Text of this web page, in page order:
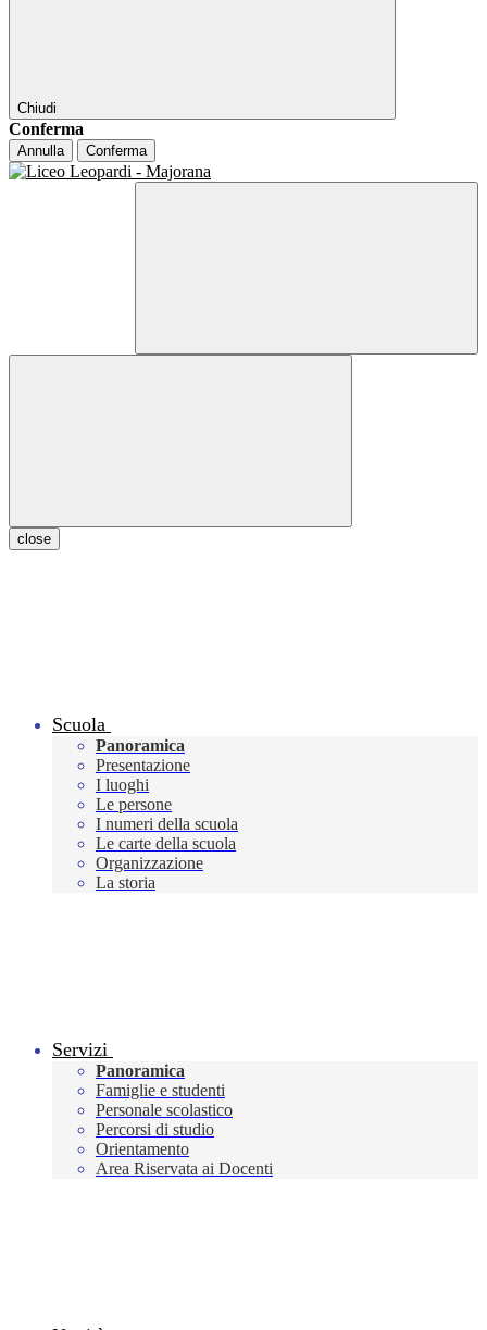
Chiudi
Conferma
Annulla Conferma
close
Scuola
Panoramica
Presentazione
I luoghi
Le persone
I numeri della scuola
Le carte della scuola
Organizzazione
La storia
Servizi
Panoramica
Famiglie e studenti
Personale scolastico
Percorsi di studio
Orientamento
Area Riservata ai Docenti